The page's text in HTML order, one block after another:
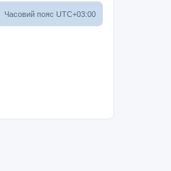
Часовий пояс UTC+03:00